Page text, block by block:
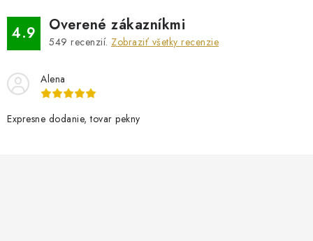
4.9 Overené zákazníkmi
549 recenzií. Zobraziť všetky recenzie
Alena
Expresne dodanie, tovar pekny